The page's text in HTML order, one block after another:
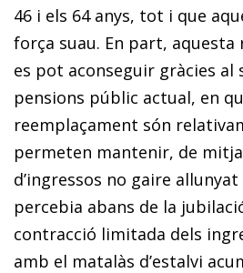
46 i els 64 anys, tot i que
força suau. En part, aquesta
es pot aconseguir gràcies al
pensions públic actual, en
reemplaçament són
permeten mantenir, de
d’ingressos no gaire allunyat
percebia abans de la
contracció limitada dels
amb el matalàs d’estalvi